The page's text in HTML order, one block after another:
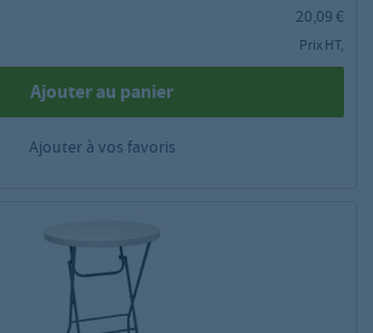
20,09 €
Prix HT,
Ajouter au panier
Ajouter à vos favoris